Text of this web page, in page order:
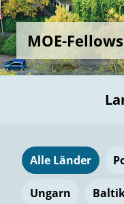
MOE-
Alle Länder
Ungarn